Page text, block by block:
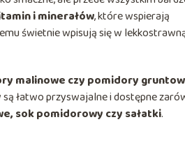
i minerałów, które wspierają
świetnie wpisują się w
malinowe czy pomidory
łatwo przyswajalne i dostępne
sok pomidorowy czy sałatki.